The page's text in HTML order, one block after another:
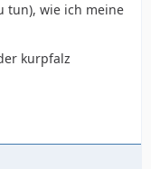
tun), wie ich meine
kurpfalz